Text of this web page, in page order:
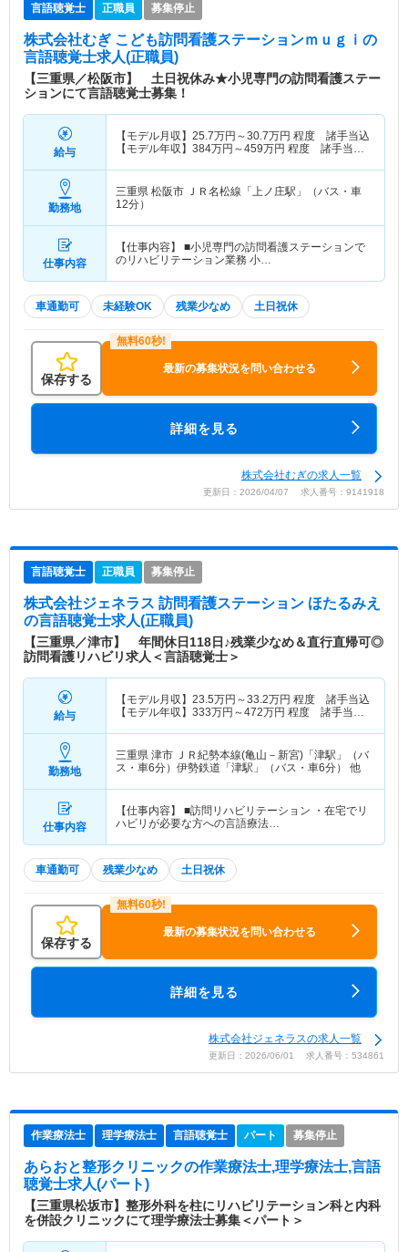
言語聴覚士 正職員 募集停止
株式会社むぎ こども訪問看護ステーションｍｕｇｉ の
言語聴覚士求人(正職員)
【三重県／松阪市】 土日祝休み★小児専門の訪問看護ステー
ションにて言語聴覚士募集！
給与
【モデル月収】 25.7万円～30.7万円 程度 諸手当込
【モデル年収】 384万円～459万円 程度 諸手当・
勤務地
三重県 松阪市 ＪＲ名松線「上ノ庄駅」（バス・車
12分）
仕事内容
【仕事内容】 ■小児専門の訪問看護ステーションで
のリハビリテーション業務 小…
車通勤可 未経験OK 残業少なめ 土日祝休
保存する
最新の募集状況を問い合わせる
詳細を見る
株式会社むぎの求人一覧
更新日：2026/04/07 求人番号：9141918
言語聴覚士 正職員 募集停止
株式会社ジェネラス 訪問看護ステーション ほたるみえ
の言語聴覚士求人(正職員)
【三重県／津市】 年間休日118日♪残業少なめ＆直行直帰可◎
訪問看護リハビリ求人＜言語聴覚士＞
給与
【モデル月収】 23.5万円～33.2万円 程度 諸手当込
【モデル年収】 333万円～472万円 程度 諸手当・
勤務地
三重県 津市 ＪＲ紀勢本線(亀山－新宮)「津駅」（バ
ス・車6分）伊勢鉄道「津駅」（バス・車6分） 他
仕事内容
【仕事内容】 ■訪問リハビリテーション ・在宅でリ
ハビリが必要な方への言語療法…
車通勤可 残業少なめ 土日祝休
保存する
最新の募集状況を問い合わせる
詳細を見る
株式会社ジェネラスの求人一覧
更新日：2026/06/01 求人番号：534861
作業療法士 理学療法士 言語聴覚士 パート 募集停止
あらおと整形クリニックの作業療法士,理学療法士,言語
聴覚士求人(パート)
【三重県松坂市】整形外科を柱にリハビリテーション科と内科
を併設クリニックにて理学療法士募集＜パート＞